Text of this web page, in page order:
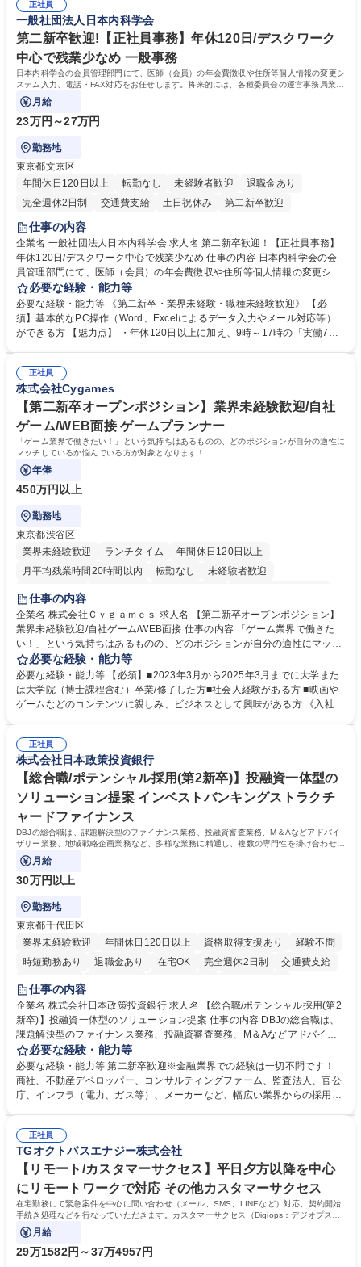
集職種 研究事務【フルリモート・時短勤務可】
き方について】フルリモートやハイブリッド勤務、時短勤務など個々のラ
イフスタイルに応じた柔軟な働き方が可能です。育児や介護との両立も応
援します。 学歴・資格 学歴：大学院 大学 語学力： 資格：
正社員
一般社団法人日本内科学会
第二新卒歓迎!【正社員事務】年休120日/デスクワーク
中心で残業少なめ 一般事務
日本内科学会の会員管理部門にて、医師（会員）の年会費徴収や住所等個人情報の変更シ
ステム入力、電話・FAX対応をお任せします。将来的には、各種委員会の運営事務局業務
などにも幅広く携わっていただきます。
月給
23万円～27万円
勤務地
東京都文京区
年間休日120日以上
転勤なし 未経験者歓迎
退職金あり
完全週休2日制
交通費支給 土日祝休み 第二新卒歓迎
仕事の内容
企業名 一般社団法人日本内科学会 求人名 第二新卒歓迎！【正社員事務】
年休120日/デスクワーク中心で残業少なめ 仕事の内容 日本内科学会の会
員管理部門にて、医師（会員）の年会費徴収や住所等個人情報の変更シス
テム入力、電話・FAX対応をお任せします。将来的には、各種委員会の運
営事務局業務などにも幅広く携わっていただきます。 【会員管理・データ
入力業務】 ・医師（会員）の住所変更、個人情報のシステム登録・更新
・年会費の徴収管理や入金データの照合確認 【問い合わせ対応】 ・会員
年休120日/デスクワーク中心で残業少なめ
必要な経験・能力等
必要な経験・能力等 《第二新卒・業界未経験・職種未経験歓迎》 【必
須】基本的なPC操作（Word、Excelによるデータ入力やメール対応等）
ができる方 【魅力点】 ・年休120日以上に加え、9時～17時の「実働7時
整、資料作成、当日の運営サポート 学歴・資格 学歴：大学院 大学 語学
力： 資格：
正社員
株式会社Cygames
【第二新卒オープンポジション】業界未経験歓迎/自社
ゲーム/WEB面接 ゲームプランナー
「ゲーム業界で働きたい！」という気持ちはあるものの、どのポジションが自分の適性に
マッチしているか悩んでいる方が対象となります！
年俸
450万円以上
勤務地
東京都渋谷区
業界未経験歓迎
ランチタイム
年間休日120日以上
月平均残業時間20時間以内
転勤なし
未経験者歓迎
住宅手当あり
交通費支給
土日祝休み 服装自由 昼食補助あり
第二新卒歓迎
食事補助あり
仕事の内容
企業名 株式会社Ｃｙｇａｍｅｓ 求人名 【第二新卒オープンポジション】
業界未経験歓迎/自社ゲーム/WEB面接 仕事の内容 「ゲーム業界で働きた
い！」という気持ちはあるものの、どのポジションが自分の適性にマッチ
しているか悩んでいる方が対象となります！ 総合職（プランナー/データ
アナリストなど）、技術職（開発エンジニ ア/インフラエンジニアな
ど）、デザイン職（デザイナー/イラストレ ーターなど）等から、面接で
ご希望と適正にマッチしたポジションをご案内いたします。ゲームやエン
のご応募をお待ちしております。 募集職種 【第二新卒オープンポジショ
ン】業界未経験歓迎/自社ゲーム/WEB面接
必要な経験・能力等
必要な経験・能力等 【必須】■2023年3月から2025年3月までに大学また
は大学院（博士課程含む）卒業/修了した方■社会人経験がある方 ■映画や
ゲームなどのコンテンツに親しみ、ビジネスとして興味がある方 《入社実
正社員
株式会社日本政策投資銀行
【総合職/ポテンシャル採用(第2新卒)】投融資一体型の
ソリューション提案 インベストバンキングストラクチ
ャードファイナンス
DBJの総合職は、課題解決型のファイナンス業務、投融資審査業務、M＆Aなどアドバイ
ザリー業務、地域戦略企画業務など、多様な業務に精通し、複数の専門性を掛け合わせて
広く社会に貢献していく職種です。
月給
30万円以上
勤務地
東京都千代田区
業界未経験歓迎
年間休日120日以上 資格取得支援あり
経験不問
時短勤務あり
退職金あり 在宅OK 完全週休2日制
交通費支給
駅近5分以内
食事補助あり
託児所あり
仕事の内容
企業名 株式会社日本政策投資銀行 求人名 【総合職/ポテンシャル採用(第2
新卒)】投融資一体型のソリューション提案 仕事の内容 DBJの総合職は、
課題解決型のファイナンス業務、投融資審査業務、M＆Aなどアドバイザ
リー業務、地域戦略企画業務など、多様な業務に精通し、複数の専門性を
掛け合わせて広く社会に貢献していく職種です。 入社後は、横断的なロー
テーションを経て適性や専門性に応じたキャリアを形成していただきま
す。総合職として入社いただき、下記いずれかの部門でご活躍いただきま
ート・ナレッジ業務 ※それぞれの業務内容に関しては、別途その他労働条
件備考欄に記載 募集職種 【総合職/ポテンシャル採用(第2新卒)】投融資一
体型のソリューション提案
必要な経験・能力等
必要な経験・能力等 第二新卒歓迎※金融業界での経験は一切不問です！
商社、不動産デベロッパー、コンサルティングファーム、監査法人、官公
庁、インフラ（電力、ガス等）、メーカーなど、幅広い業界からの採用実
く高い志を併せもった人材を求めています。ポテンシャル採用（第2新
卒）では、金融業界での経験や知識を問いません。新たな時代を見据え
て、複雑化する社会課題の解決に向けて先鞭をつける役割を担いたい、と
いう気概をお持ちの方を心待ちにしています。 学歴・資格 学歴：大学院
大学 語学力： 資格：
正社員
TGオクトパスエナジー株式会社
【リモート/カスタマーサクセス】平日夕方以降を中心
にリモートワークで対応 その他カスタマーサクセス
在宅勤務にて緊急案件を中心に問い合わせ（メール、SMS、LINEなど）対応、契約開始
手続き処理などを行なっていただきます。カスタマーサクセス（Digiops：デジオプス）
と運用構築の業務となります。
月給
29万1582円～37万4957円